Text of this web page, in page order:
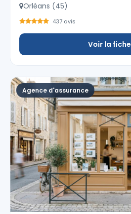
Orléans (45)
437 avis
Voir la fiche
Agence d'assurance